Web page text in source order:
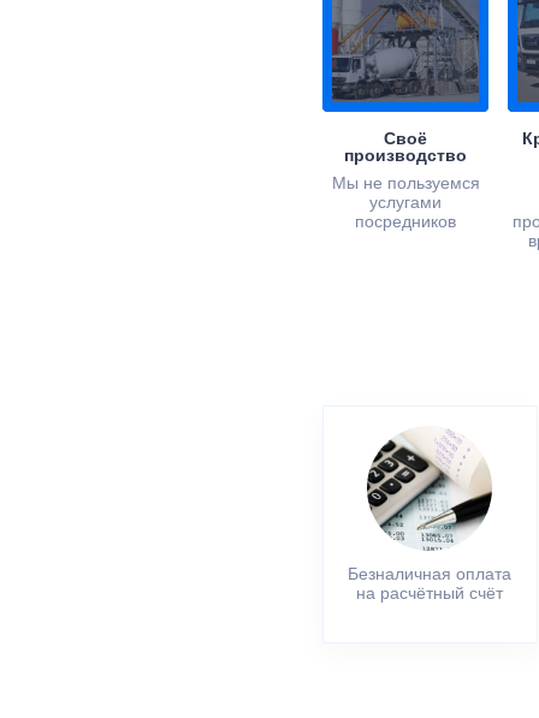
Своё
производство
Мы не пользуемся
услугами
посредников
Безналичная оплата
на расчётный счёт